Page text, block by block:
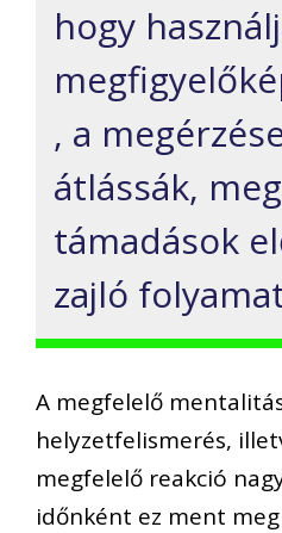
hogy
, a
átlássák,
támadások
zajló
A megfelelő
helyzetfelismerés,
megfelelő reakció
időnként ez ment